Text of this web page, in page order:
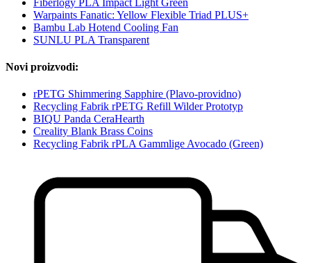
Warpaints Fanatic: Yellow Flexible Triad PLUS+
Bambu Lab Hotend Cooling Fan
SUNLU PLA Transparent
Novi proizvodi:
rPETG Shimmering Sapphire (Plavo-providno)
Recycling Fabrik rPETG Refill Wilder Prototyp
BIQU Panda CeraHearth
Creality Blank Brass Coins
Recycling Fabrik rPLA Gammlige Avocado (Green)